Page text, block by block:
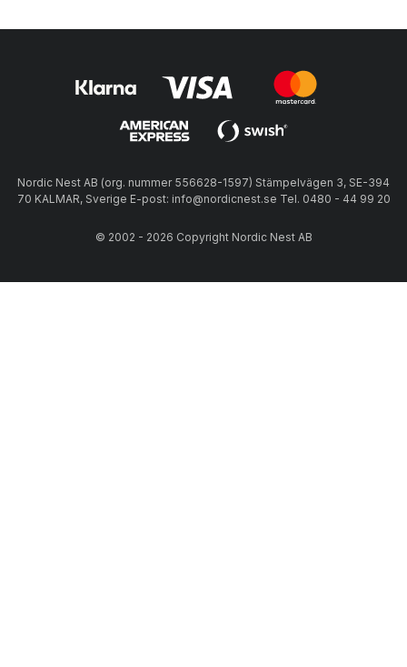
Nordic Nest AB (org. nummer 556628-1597) Stämpelvägen 3, SE-394
70 KALMAR, Sverige E-post: info@nordicnest.se Tel. 0480 - 44 99 20
© 2002 - 2026 Copyright Nordic Nest AB